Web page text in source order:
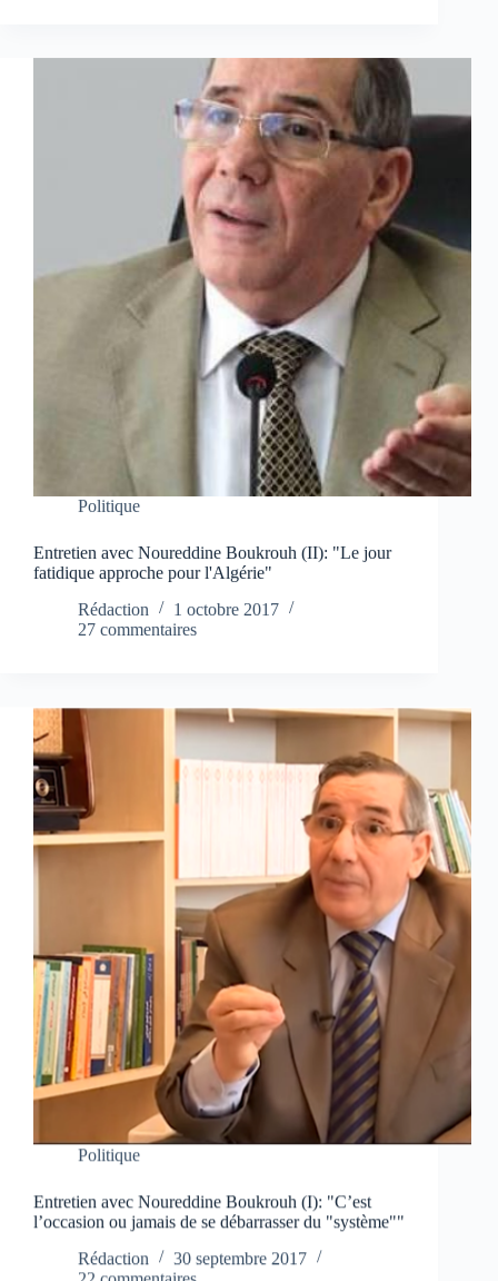
Politique
Entretien avec Noureddine Boukrouh (II): "Le jour
fatidique approche pour l'Algérie"
Rédaction
1 octobre 2017
27 commentaires
Politique
Entretien avec Noureddine Boukrouh (I): "C’est
l’occasion ou jamais de se débarrasser du "système""
Rédaction
30 septembre 2017